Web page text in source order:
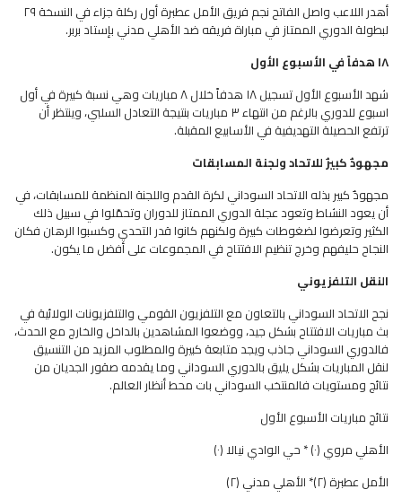
أهدر اللاعب واصل الفاتح نجم فريق الأمل عطبرة أول ركلة جزاء في النسخة ٢٩
لبطولة الدوري الممتاز في مباراة فريقه ضد الأهلي مدني بإستاد بربر.
١٨ هدفاً في الأسبوع الأول
شهد الأسبوع الأول تسجيل ١٨ هدفاً خلال ٨ مباريات وهي نسبة كبيرة في أول
اسبوع للدوري بالرغم من انتهاء ٣ مباريات بنتيجة التعادل السلبي، وينتظر أن
ترتفع الحصيلة التهديفية في الأسابيع المقبلة.
مجهودٌ كبيرٌ للاتحاد ولجنة المسابقات
مجهودٌ كبير بذله الاتحاد السوداني لكرة القدم واللجنة المنظمة للمسابقات، في
أن يعود النشاط وتعود عجلة الدوري الممتاز للدوران وتحمّلوا في سبيل ذلك
الكثير وتعرضوا لضغوطات كبيرة ولكنهم كانوا قدر التحدي وكسبوا الرهان فكان
النجاح حليفهم وخرج تنظيم الافتتاح في المجموعات على أفضل ما يكون.
النقل التلفزيوني
نجح الاتحاد السوداني بالتعاون مع التلفزيون القومي والتلفزيونات الولائية في
بث مباريات الافتتاح بشكل جيد، ووضعوا المشاهدين بالداخل والخارج مع الحدث،
فالدوري السوداني جاذب ويجد متابعة كبيرة والمطلوب المزيد من التنسيق
لنقل المباريات بشكل يليق بالدوري السوداني وما يقدمه صقور الجديان من
نتائج ومستويات فالمنتخب السوداني بات محط أنظار العالم.
نتائج مباريات الأسبوع الأول
الأهلي مروي (٠) * حي الوادي نيالا (٠)
الأمل عطبرة (٢)* الأهلي مدني (٢)